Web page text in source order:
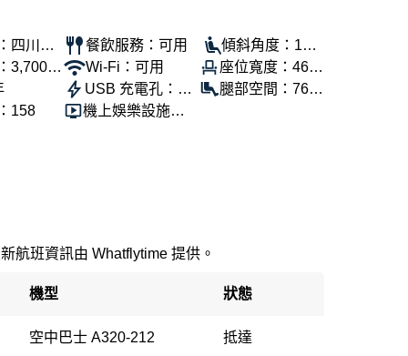
四川航
3,700
158
餐飲服務：可用
Wi-Fi：可用
USB 充電孔：可
用
機上娛樂設施：
傾斜角度：100
°
座位寬度：46公
分
腿部空間：76公
航班資訊由 Whatflytime 提供。
機型 狀態
空中巴士 A320-212 抵達